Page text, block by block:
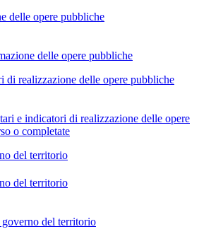
delle opere pubbliche
delle opere pubbliche
di realizzazione delle opere pubbliche
e indicatori di realizzazione delle opere
o completate
del territorio
del territorio
del territorio